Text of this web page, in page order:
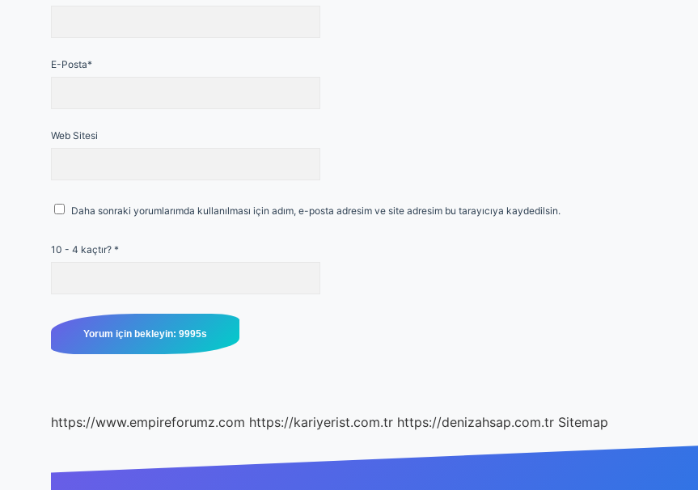
E-Posta*
Web Sitesi
Daha sonraki yorumlarımda kullanılması için adım, e-posta adresim ve site adresim bu tarayıcıya kaydedilsin.
10 - 4 kaçtır? *
https://www.empireforumz.com https://kariyerist.com.tr https://denizahsap.com.tr Sitemap